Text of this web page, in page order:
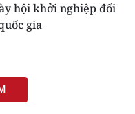
hội khởi nghiệp đổi
gia